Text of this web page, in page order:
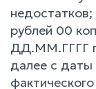
недостатков;
рублей 00
ДД.ММ.ГГГГ
далее с даты